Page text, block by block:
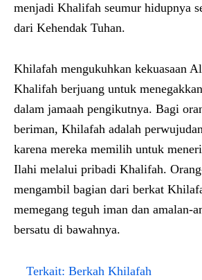
menjadi Khalifah seumur hidupnya
dari Kehendak Tuhan.
Khilafah mengukuhkan kekuasaan
Khalifah berjuang untuk
dalam jamaah pengikutnya. Bagi
beriman, Khilafah adalah
karena mereka memilih untuk
Ilahi melalui pribadi Khalifah.
mengambil bagian dari berkat
memegang teguh iman dan amalan-
bersatu di bawahnya.
Terkait: Berkah Khilafah